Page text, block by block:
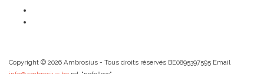
Copyright © 2026 Ambrosius - Tous droits réservés BE0895397595 Email